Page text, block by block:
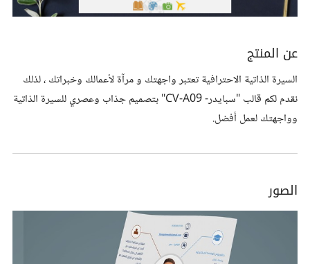
عن المنتج
السيرة الذاتية الاحترافية تعتبر واجهتك و مرآة لأعمالك وخبراتك ، لذلك
نقدم لكم قالب "سبايدر- CV-A09" بتصميم جذاب وعصري للسيرة الذاتية
وواجهتك لعمل أفضل.
الصور